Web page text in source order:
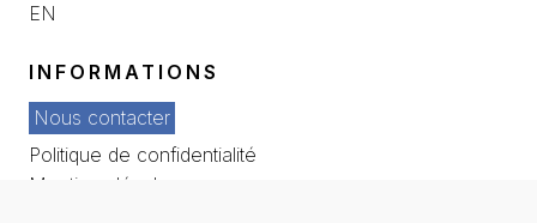
EN
INFORMATIONS
Nous contacter
Politique de confidentialité
Mentions légales